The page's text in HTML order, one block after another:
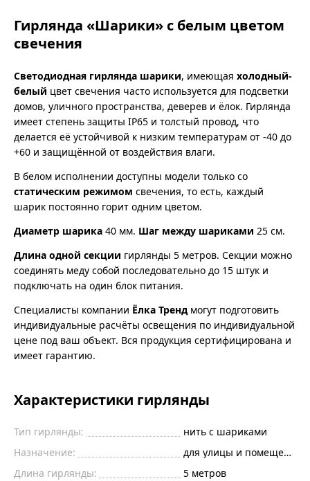
Гирлянда «Шарики» с белым цветом
свечения
Светодиодная гирлянда шарики, имеющая холодный-
белый цвет свечения часто используется для подсветки
домов, уличного пространства, деверев и ёлок. Гирлянда
имеет степень защиты IP65 и толстый провод, что
делается её устойчивой к низким температурам от -40 до
+60 и защищённой от воздействия влаги.
В белом исполнении доступны модели только со
статическим режимом свечения, то есть, каждый
шарик постоянно горит одним цветом.
Диаметр шарика 40 мм. Шаг между шариками 25 см.
Длина одной секции гирлянды 5 метров. Секции можно
соединять меду собой последовательно до 15 штук и
подключать на один блок питания.
Специалисты компании Ёлка Трендмогут подготовить
индивидуальные расчёты освещения по индивидуальной
цене под ваш объект. Вся продукция сертифицирована и
имеет гарантию.
Характеристики гирлянды
Тип гирлянды:
нить с шариками
Назначение:
для улицы и помещений
Длина гирлянды:
5 метров